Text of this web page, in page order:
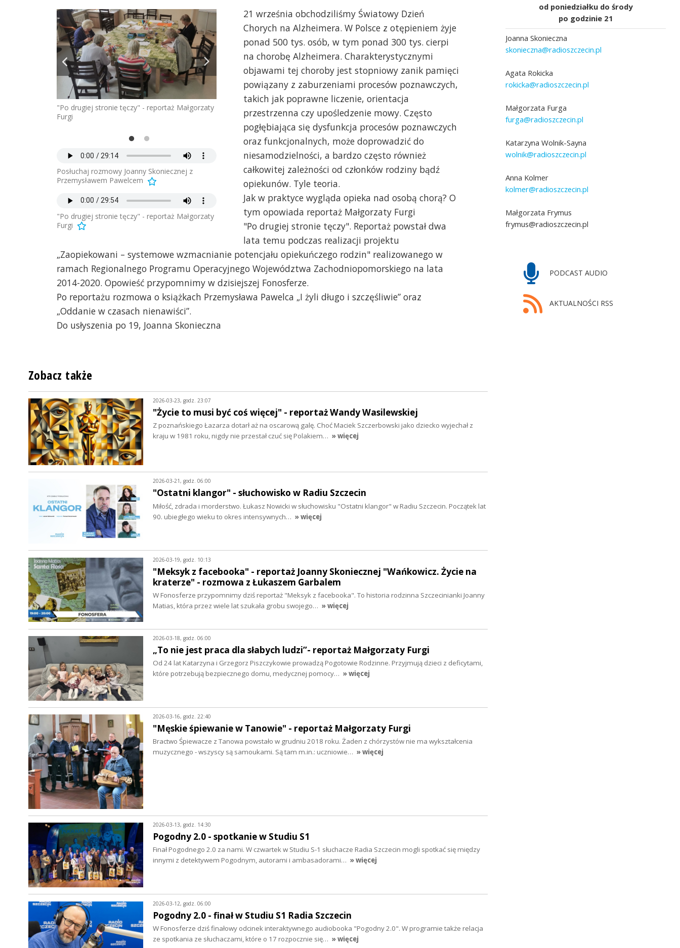
"Po drugiej stronie tęczy" - reportaż Małgorzaty
Furgi
fot. Joanna Skonieczna
"Po drugiej stronie tęczy" - reportaż Małgorzaty
Furgi
Posłuchaj rozmowy Joanny Skoniecznej z
Przemysławem Pawelcem
"Po drugiej stronie tęczy" - reportaż Małgorzaty
Furgi
21 września obchodziliśmy Światowy Dzień
Chorych na Alzheimera. W Polsce z otępieniem żyje
ponad 500 tys. osób, w tym ponad 300 tys. cierpi
na chorobę Alzheimera. Charakterystycznymi
objawami tej choroby jest stopniowy zanik pamięci
powiązany z zaburzeniami procesów poznawczych,
takich jak poprawne liczenie, orientacja
przestrzenna czy upośledzenie mowy. Często
pogłębiająca się dysfunkcja procesów poznawczych
oraz funkcjonalnych, może doprowadzić do
niesamodzielności, a bardzo często również
całkowitej zależności od członków rodziny bądź
opiekunów. Tyle teoria.
Jak w praktyce wygląda opieka nad osobą chorą? O
tym opowiada reportaż Małgorzaty Furgi
"Po drugiej stronie tęczy". Reportaż powstał dwa
lata temu podczas realizacji projektu
„Zaopiekowani – systemowe wzmacnianie potencjału opiekuńczego rodzin" realizowanego w
ramach Regionalnego Programu Operacyjnego Województwa Zachodniopomorskiego na lata
2014-2020. Opowieść przypomnimy w dzisiejszej Fonosferze.
Po reportażu rozmowa o książkach Przemysława Pawelca „I żyli długo i szczęśliwie” oraz
„Oddanie w czasach nienawiści”.
Do usłyszenia po 19, Joanna Skonieczna
od poniedziałku do środy
po godzinie 21
Joanna Skonieczna
skonieczna@radioszczecin.pl
Agata Rokicka
rokicka@radioszczecin.pl
Małgorzata Furga
furga@radioszczecin.pl
Katarzyna Wolnik-Sayna
wolnik@radioszczecin.pl
Anna Kolmer
kolmer@radioszczecin.pl
Małgorzata Frymus
frymus@radioszczecin.pl
PODCAST AUDIO
AKTUALNOŚCI RSS
Zobacz także
2026-03-23, godz. 23:07
"Życie to musi być coś więcej" - reportaż Wandy Wasilewskiej
Z poznańskiego Łazarza dotarł aż na oscarową galę. Choć Maciek Szczerbowski jako dziecko wyjechał z
kraju w 1981 roku, nigdy nie przestał czuć się Polakiem… » więcej
2026-03-21, godz. 06:00
"Ostatni klangor" - słuchowisko w Radiu Szczecin
Miłość, zdrada i morderstwo. Łukasz Nowicki w słuchowisku "Ostatni klangor" w Radiu Szczecin. Początek lat
90. ubiegłego wieku to okres intensywnych… » więcej
2026-03-19, godz. 10:13
"Meksyk z facebooka" - reportaż Joanny Skoniecznej "Wańkowicz. Życie na
kraterze" - rozmowa z Łukaszem Garbalem
W Fonosferze przypomnimy dziś reportaż "Meksyk z facebooka". To historia rodzinna Szczecinianki Joanny
Matias, która przez wiele lat szukała grobu swojego… » więcej
2026-03-18, godz. 06:00
„To nie jest praca dla słabych ludzi”- reportaż Małgorzaty Furgi
Od 24 lat Katarzyna i Grzegorz Piszczykowie prowadzą Pogotowie Rodzinne. Przyjmują dzieci z deficytami,
które potrzebują bezpiecznego domu, medycznej pomocy… » więcej
2026-03-16, godz. 22:40
"Męskie śpiewanie w Tanowie" - reportaż Małgorzaty Furgi
Bractwo Śpiewacze z Tanowa powstało w grudniu 2018 roku. Żaden z chórzystów nie ma wykształcenia
muzycznego - wszyscy są samoukami. Są tam m.in.: uczniowie… » więcej
2026-03-13, godz. 14:30
Pogodny 2.0 - spotkanie w Studiu S1
Finał Pogodnego 2.0 za nami. W czwartek w Studiu S-1 słuchacze Radia Szczecin mogli spotkać się między
innymi z detektywem Pogodnym, autorami i ambasadorami… » więcej
2026-03-12, godz. 06:00
Pogodny 2.0 - finał w Studiu S1 Radia Szczecin
W Fonosferze dziś finałowy odcinek interaktywnego audiobooka "Pogodny 2.0". W programie także relacja
ze spotkania ze słuchaczami, które o 17 rozpocznie się… » więcej